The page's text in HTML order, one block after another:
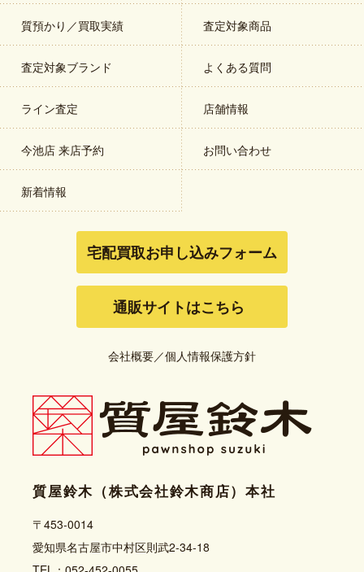
質預かり／買取実績 査定対象商品
査定対象ブランド よくある質問
ライン査定 店舗情報
今池店 来店予約 お問い合わせ
新着情報
宅配買取お申し込みフォーム
通販サイトはこちら
会社概要／個人情報保護方針
質屋鈴木（株式会社鈴木商店）本社
〒453-0014
愛知県名古屋市中村区則武2-34-18